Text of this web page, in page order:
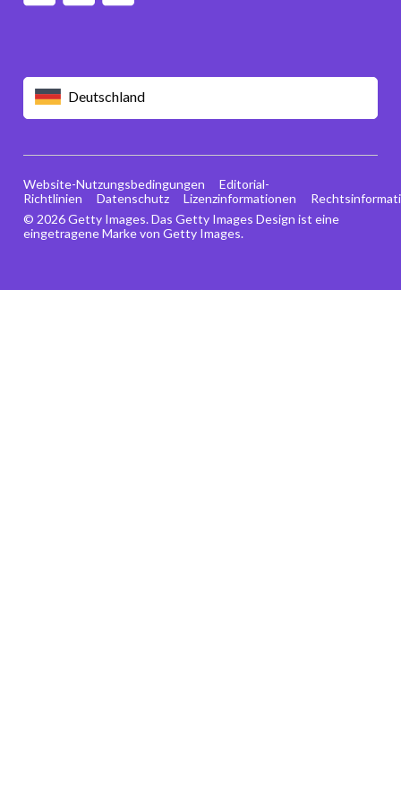
Deutschland
© 2026 Getty Images. Das Getty Images Design ist eine
eingetragene Marke von Getty Images.
Website-Nutzungsbedingungen
Editorial-
Richtlinien
Datenschutz Lizenzinformationen